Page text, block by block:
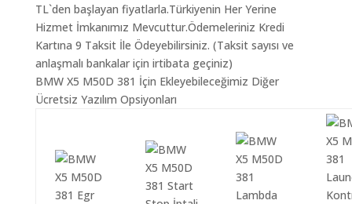
TL`den başlayan fiyatlarla.Türkiyenin Her Yerine
Hizmet İmkanımız Mevcuttur.Ödemeleriniz Kredi
Kartına 9 Taksit İle Ödeyebilirsiniz. (Taksit sayısı ve
anlaşmalı bankalar için irtibata geçiniz)
BMW X5 M50D 381 İçin Ekleyebileceğimiz Diğer
Ücretsiz Yazılım Opsiyonları